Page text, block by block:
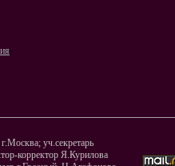
уч.секретарь
корректор Я.Курилова